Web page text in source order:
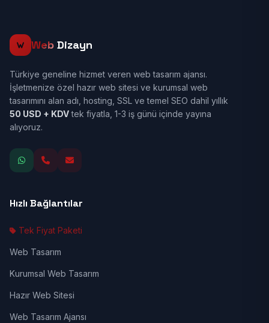
Web Dizayn
Türkiye geneline hizmet veren web tasarım ajansı.
İşletmenize özel hazır web sitesi ve kurumsal web
tasarımını alan adı, hosting, SSL ve temel SEO dahil yıllık
50 USD + KDVtek fiyatla, 1-3 iş günü içinde yayına
alıyoruz.
Hızlı Bağlantılar
Tek Fiyat Paketi
Web Tasarım
Kurumsal Web Tasarım
Hazır Web Sitesi
Web Tasarım Ajansı